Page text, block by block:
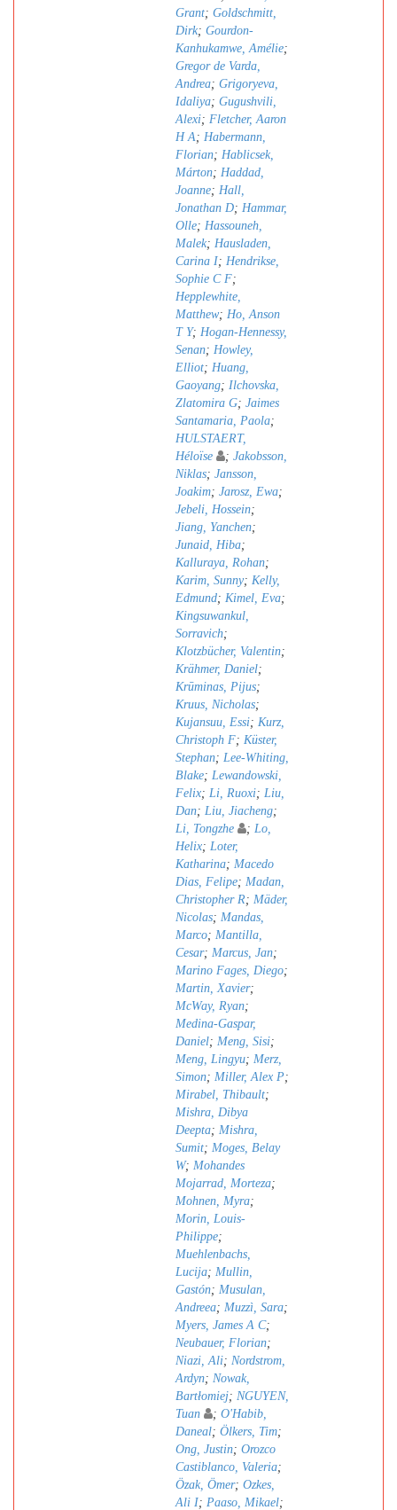
Grant; Goldschmitt,
Dirk; Gourdon-
Kanhukamwe, Amélie;
Gregor de Varda,
Andrea; Grigoryeva,
Idaliya; Gugushvili,
Alexi; Fletcher, Aaron
H A; Habermann,
Florian; Hablicsek,
Márton; Haddad,
Joanne; Hall,
Jonathan D; Hammar,
Olle; Hassouneh,
Malek; Hausladen,
Carina I; Hendrikse,
Sophie C F;
Hepplewhite,
Matthew; Ho, Anson
T Y; Hogan-Hennessy,
Senan; Howley,
Elliot; Huang,
Gaoyang; Ilchovska,
Zlatomira G; Jaimes
Santamaria, Paola;
HULSTAERT,
Héloïse
; Jakobsson,
Niklas; Jansson,
Joakim; Jarosz, Ewa;
Jebeli, Hossein;
Jiang, Yanchen;
Junaid, Hiba;
Kalluraya, Rohan;
Karim, Sunny; Kelly,
Edmund; Kimel, Eva;
Kingsuwankul,
Sorravich;
Klotzbücher, Valentin;
Krähmer, Daniel;
Krūminas, Pijus;
Kruus, Nicholas;
Kujansuu, Essi; Kurz,
Christoph F; Küster,
Stephan; Lee-Whiting,
Blake; Lewandowski,
Felix; Li, Ruoxi; Liu,
Dan; Liu, Jiacheng;
Li, Tongzhe
; Lo,
Helix; Loter,
Katharina; Macedo
Dias, Felipe; Madan,
Christopher R; Mäder,
Nicolas; Mandas,
Marco; Mantilla,
Cesar; Marcus, Jan;
Marino Fages, Diego;
Martin, Xavier;
McWay, Ryan;
Medina-Gaspar,
Daniel; Meng, Sisi;
Meng, Lingyu; Merz,
Simon; Miller, Alex P;
Mirabel, Thibault;
Mishra, Dibya
Deepta; Mishra,
Sumit; Moges, Belay
W; Mohandes
Mojarrad, Morteza;
Mohnen, Myra;
Morin, Louis-
Philippe;
Muehlenbachs,
Lucija; Mullin,
Gastón; Musulan,
Andreea; Muzzì, Sara;
Myers, James A C;
Neubauer, Florian;
Niazi, Ali; Nordstrom,
Ardyn; Nowak,
Bartłomiej; NGUYEN,
Tuan
; O'Habib,
Daneal; Ölkers, Tim;
Ong, Justin; Orozco
Castiblanco, Valeria;
Özak, Ömer; Ozkes,
Ali I; Paaso, Mikael;